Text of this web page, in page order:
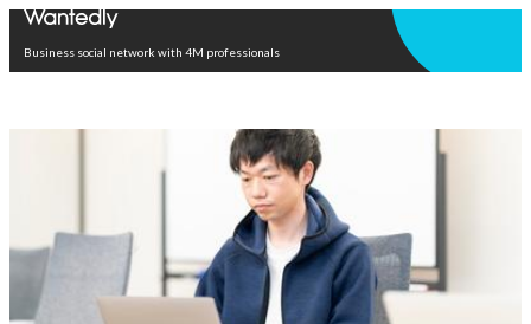
Business social network with 4M professionals